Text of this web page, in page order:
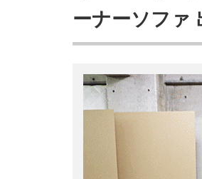
ーナーソファ